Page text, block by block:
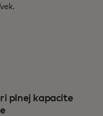
plnej kapacite